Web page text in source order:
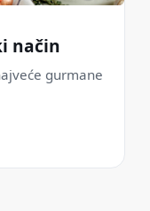
način
gurmane